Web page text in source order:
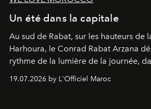
Un été dans la capitale
Au sud de Rabat, sur les hauteurs de
Harhoura, le Conrad Rabat Arzana
rythme de la lumière de la journée,
rendez-vous avec l’océan.
19.07.2026 by L'Officiel Maroc